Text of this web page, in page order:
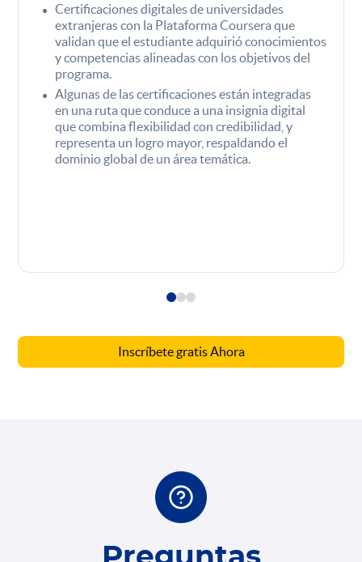
Certificaciones digitales de universidades
extranjeras con la Plataforma Coursera que
validan que el estudiante adquirió conocimientos
y competencias alineadas con los objetivos del
programa.
Algunas de las certificaciones están integradas
en una ruta que conduce a una insignia digital
que combina flexibilidad con credibilidad, y
representa un logro mayor, respaldando el
dominio global de un área temática.
Inscríbete gratis Ahora